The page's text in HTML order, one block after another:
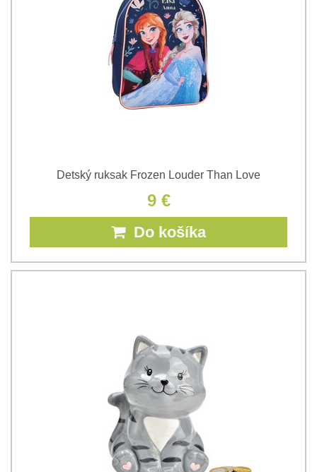
Detský ruksak Frozen Louder Than Love
9 €
Do košíka